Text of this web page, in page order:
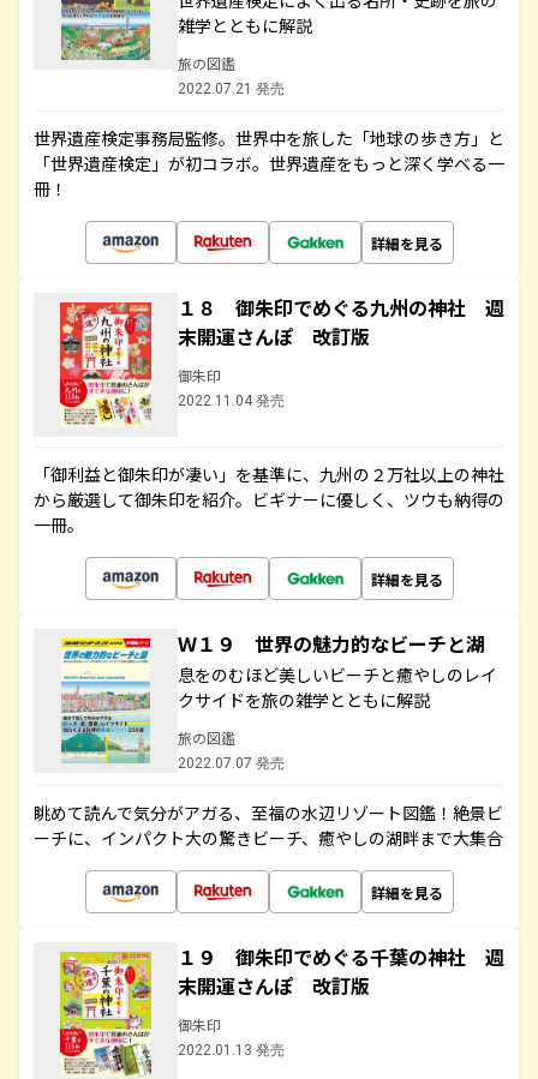
雑学とともに解説
旅の図鑑
2022.07.21 発売
世界遺産検定事務局監修。世界中を旅した「地球の歩き方」と
「世界遺産検定」が初コラボ。世界遺産をもっと深く学べる一
冊！
詳細を見る
１８ 御朱印でめぐる九州の神社 週
末開運さんぽ 改訂版
御朱印
2022.11.04 発売
「御利益と御朱印が凄い」を基準に、九州の２万社以上の神社
から厳選して御朱印を紹介。ビギナーに優しく、ツウも納得の
一冊。
詳細を見る
Ｗ１９ 世界の魅力的なビーチと湖
息をのむほど美しいビーチと癒やしのレイ
クサイドを旅の雑学とともに解説
旅の図鑑
2022.07.07 発売
眺めて読んで気分がアガる、至福の水辺リゾート図鑑！絶景ビ
ーチに、インパクト大の驚きビーチ、癒やしの湖畔まで大集合
詳細を見る
１９ 御朱印でめぐる千葉の神社 週
末開運さんぽ 改訂版
御朱印
2022.01.13 発売